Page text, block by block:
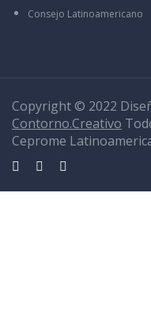
Consejo Latinoamericano
Copyright © 2022
Contorno.Creativo
Ceprome